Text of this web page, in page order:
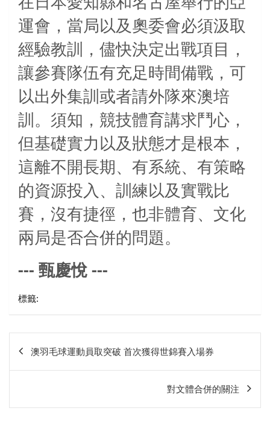
運會，當局以及奧委會必須汲取
經驗教訓，儘快決定出戰項目，
讓參賽隊伍有充足時間備戰，可
以出外集訓或者請外隊來澳培
訓。須知，競技體育講求鬥心，
但基礎實力以及狀態才是根本，
這離不開長期、有系統、有策略
的資源投入、訓練以及實戰比
賽，沒有捷徑，也非體育、文化
兩局是否合併的問題。
--- 甄慶悅 ---
標籤:
章
澳羽毛球運動員取突破 首次獲得世錦賽入場券
對文體合併的關注